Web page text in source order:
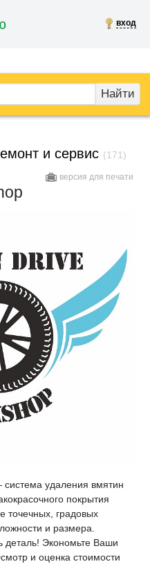
вход
Найти
и сервис (171)
версия для печати
удаления вмятин
покрытия
точечных, градовых
и размера.
деталь! Экономьте Ваши
и оценка стоимости